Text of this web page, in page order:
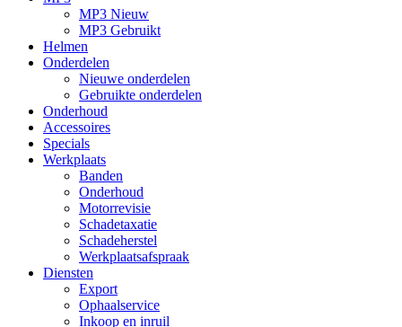
MP3 Nieuw
MP3 Gebruikt
Helmen
Onderdelen
Nieuwe onderdelen
Gebruikte onderdelen
Onderhoud
Accessoires
Specials
Werkplaats
Banden
Onderhoud
Motorrevisie
Schadetaxatie
Schadeherstel
Werkplaatsafspraak
Diensten
Export
Ophaalservice
Inkoop en inruil